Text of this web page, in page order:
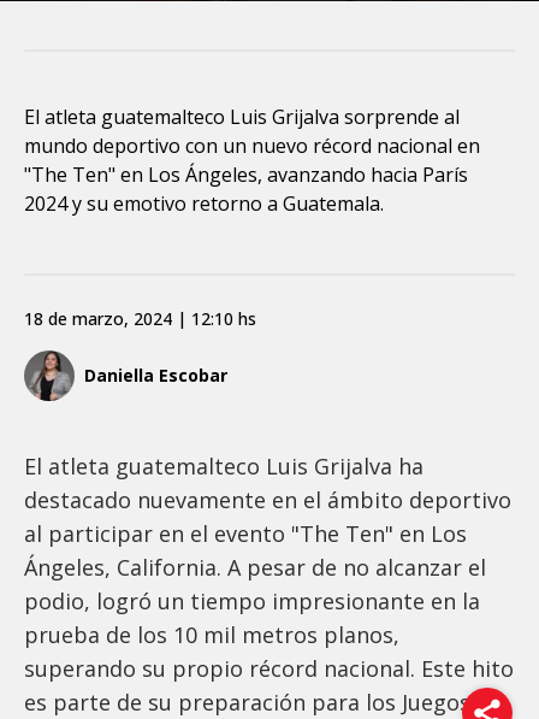
El atleta guatemalteco Luis Grijalva sorprende al
mundo deportivo con un nuevo récord nacional en
"The Ten" en Los Ángeles, avanzando hacia París
2024 y su emotivo retorno a Guatemala.
Daniella Escobar
18 de marzo, 2024 | 12:10 hs
El atleta guatemalteco Luis Grijalva ha
destacado nuevamente en el ámbito deportivo
al participar en el evento "The Ten" en Los
Ángeles, California. A pesar de no alcanzar el
podio, logró un tiempo impresionante en la
prueba de los 10 mil metros planos,
superando su propio récord nacional. Este hito
es parte de su preparación para los Juegos